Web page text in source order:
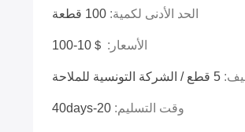
الحد الأدنى لكمية: 100 قطعة
الأسعار: ＄10-100
5 قطع / الشركة التونسية للملاحة
وقت التسليم: 20-40days